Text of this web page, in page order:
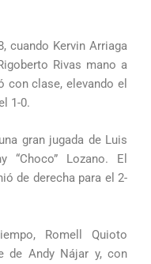
cuando Kervin Arriaga
Rivas mano a
con clase, elevando el
1-0.
gran jugada de Luis
“Choco” Lozano. El
de derecha para el 2-
Romell Quioto
de Andy Nájar y, con